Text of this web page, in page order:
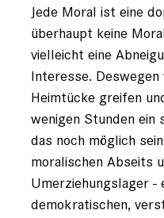
Andreas
und
(nicht
registriert)
Jede Moral ist eine
überhaupt keine
vielleicht eine
Interesse.
Heimtücke greifen
wenigen Stunden ein
das noch möglich
moralischen Abseits
Umerziehungslager -
demokratischen,